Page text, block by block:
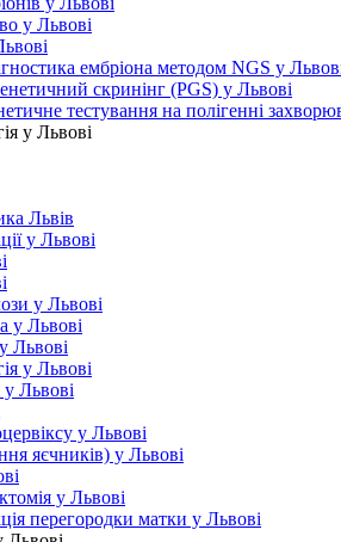
у Львові
ембріона методом NGS у
скринінг (PGS) у Львові
тестування на полігенні
у Львові
Львів
у Львові
у Львові
у Львові
Львові
у Львові
Львові
у Львові
яєчників) у Львові
у Львові
перегородки матки у Львові